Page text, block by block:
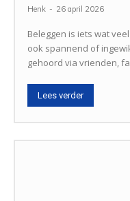
Henk - 26 april 2026
Beleggen is iets wat
ook spannend of
gehoord via vrienden,
Lees verder